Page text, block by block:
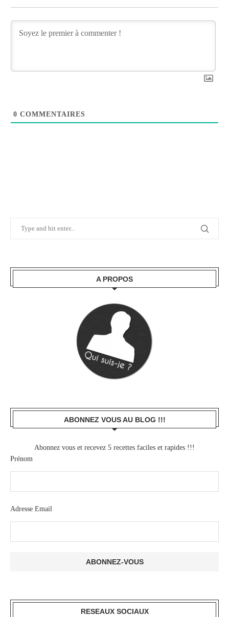
0 COMMENTAIRES
A PROPOS
ABONNEZ VOUS AU BLOG !!!
Abonnez vous et recevez 5 recettes faciles et rapides !!!
Prénom
Adresse Email
RESEAUX SOCIAUX